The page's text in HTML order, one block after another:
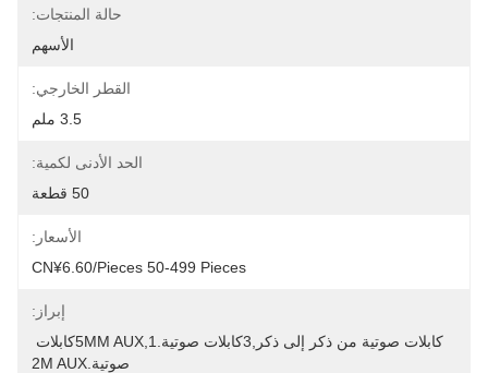
حالة المنتجات:
الأسهم
القطر الخارجي:
3.5 ملم
الحد الأدنى لكمية:
50 قطعة
الأسعار:
CN¥6.60/pieces 50-499 Pieces
إبراز:
صوتية.2M AUX